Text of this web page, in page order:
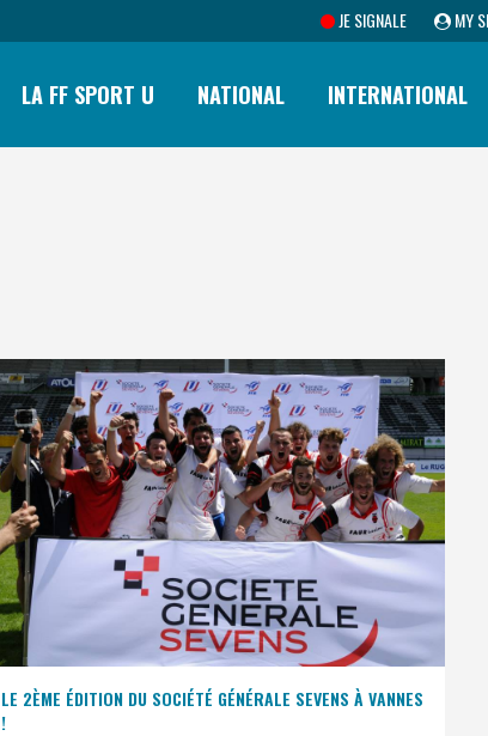
JE SIGNALE MY
LA FF SPORT U NATIONAL INTERNATIONAL
LE 2ÈME ÉDITION DU SOCIÉTÉ GÉNÉRALE SEVENS À VANNES
!